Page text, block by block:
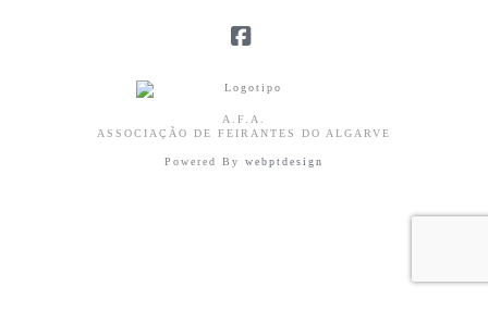
A.F.A.
ASSOCIAÇÃO DE FEIRANTES DO ALGARVE
Powered By webptdesign